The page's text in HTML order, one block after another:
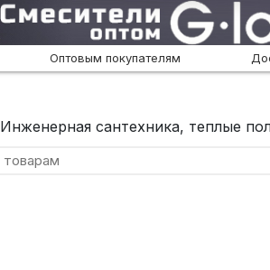
Оптовым покупателям
Инженерная сантехника, теплые